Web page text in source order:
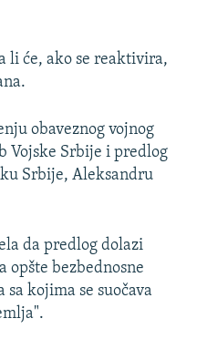
li će, ako se reaktivira,
obaveznog vojnog
Vojske Srbije i predlog
Srbije, Aleksandru
da predlog dolazi
opšte bezbednosne
kojima se suočava